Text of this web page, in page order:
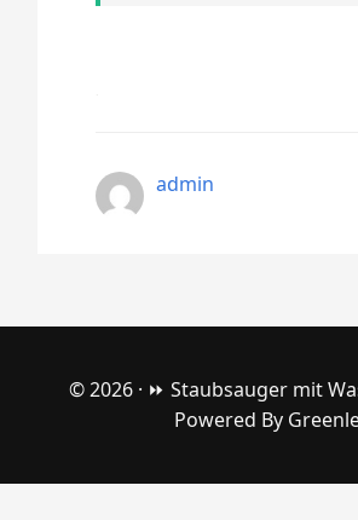
admin
© 2026 · ⏩ Staubsauger mit
Powered By